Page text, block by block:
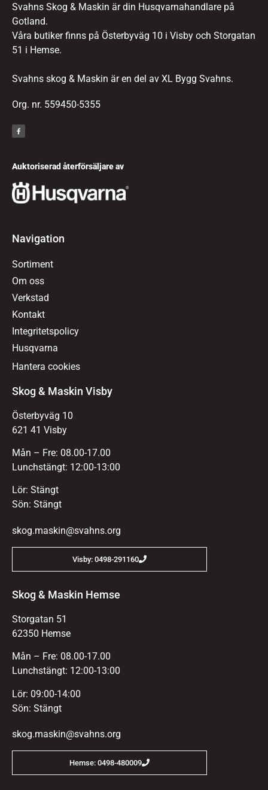
Svahns Skog & Maskin är din Husqvarnahandlare på
Gotland.
Våra butiker finns på Österbyväg 10 i Visby och Storgatan
51 i Hemse.
Svahns skog & Maskin är en del av XL Bygg Svahns.
Org. nr. 559450-5355
Auktoriserad återförsäljare av
Navigation
Sortiment
Om oss
Verkstad
Kontakt
Integritetspolicy
Husqvarna
Hantera cookies
Skog & Maskin Visby
Österbyväg 10
621 41 Visby
Mån – Fre: 08.00-17.00
Lunchstängt: 12:00-13:00
Lör: Stängt
Sön: Stängt
skog.maskin@svahns.org
Visby: 0498-291160
Skog & Maskin Hemse
Storgatan 51
62350 Hemse
Mån – Fre: 08.00-17.00
Lunchstängt: 12:00-13:00
Lör: 09:00-14:00
Sön: Stängt
skog.maskin@svahns.org
Hemse: 0498-480009